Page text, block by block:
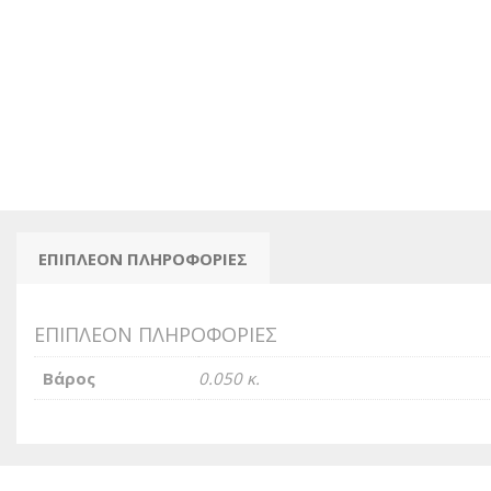
ΕΠΙΠΛΈΟΝ ΠΛΗΡΟΦΟΡΊΕΣ
ΕΠΙΠΛΈΟΝ ΠΛΗΡΟΦΟΡΊΕΣ
Βάρος 0.050 κ.